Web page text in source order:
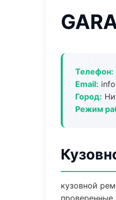
Телефон:
Email:
Город:
Режим
кузовной